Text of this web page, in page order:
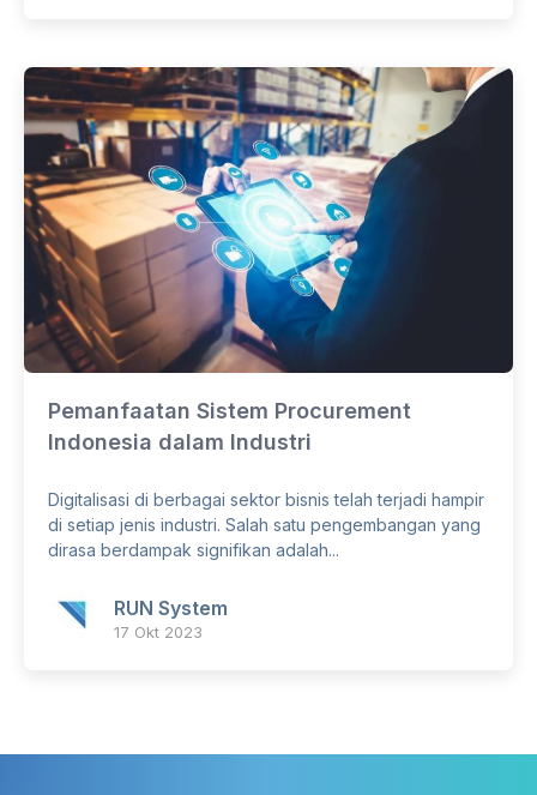
Pemanfaatan Sistem Procurement
Indonesia dalam Industri
Digitalisasi di berbagai sektor bisnis telah terjadi hampir
di setiap jenis industri. Salah satu pengembangan yang
dirasa berdampak signifikan adalah...
RUN System
17 Okt 2023